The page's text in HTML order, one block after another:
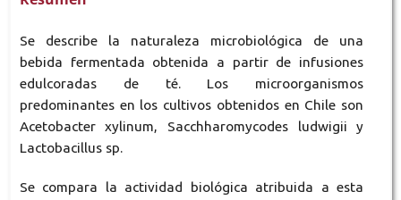
Se describe la naturaleza microbiológica de una
bebida fermentada obtenida a partir de infusiones
edulcoradas de té. Los microorganismos
predominantes en los cultivos obtenidos en Chile son
Acetobacter xylinum, Sacchharomycodes ludwigii y
Lactobacillus sp.
Se compara la actividad biológica atribuida a esta